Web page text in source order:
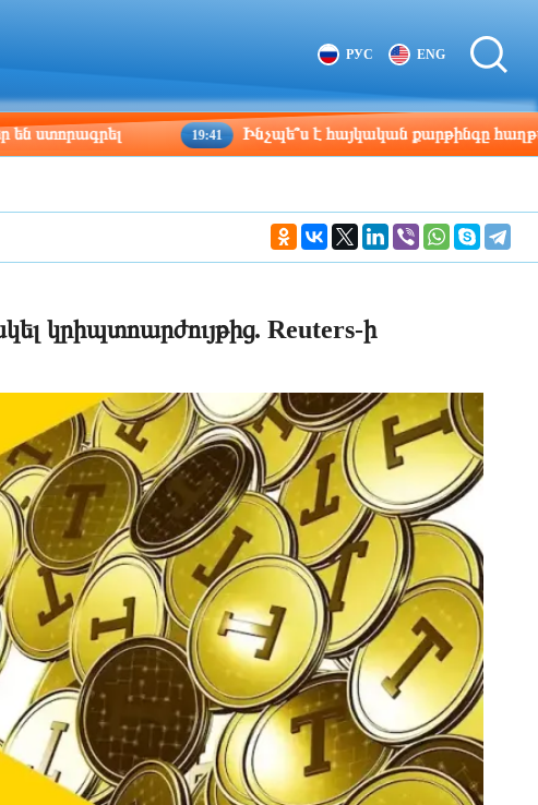
РУС ENG
19:41 Ինչպե՞ս է հայկական քարթինգը հաղթահարում
կրիպտոարժույթից. Reuters-ի